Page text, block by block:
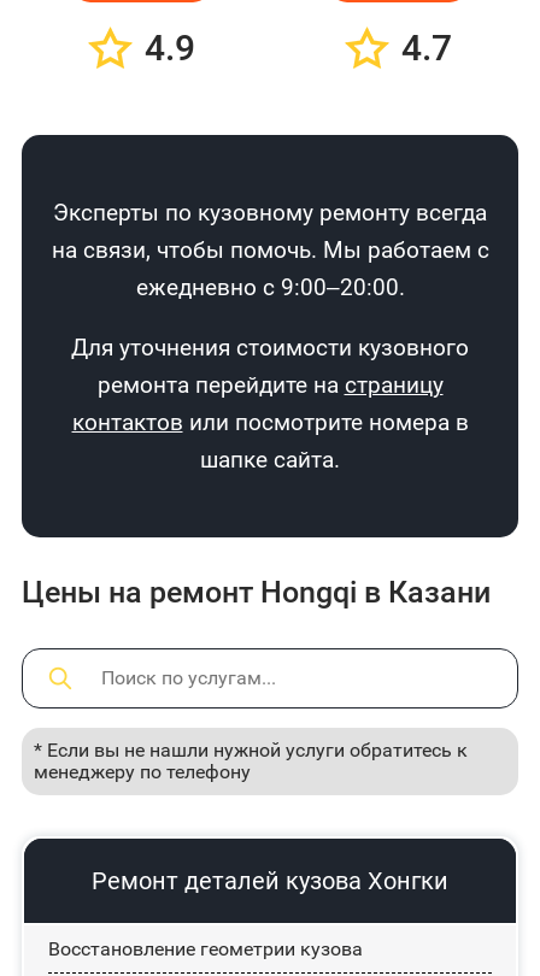
4.9 4.7
Эксперты по кузовному ремонту всегда
на связи, чтобы помочь. Мы работаем с
ежедневно с 9:00–20:00.
Для уточнения стоимости кузовного
ремонта перейдите на страницу
контактов или посмотрите номера в
шапке сайта.
Цены на ремонт Hongqi в Казани
* Если вы не нашли нужной услуги обратитесь к
менеджеру по телефону
Ремонт деталей кузова Хонгки
Восстановление геометрии кузова